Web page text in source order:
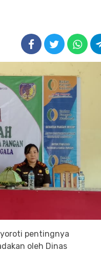
pentingnya
oleh Dinas